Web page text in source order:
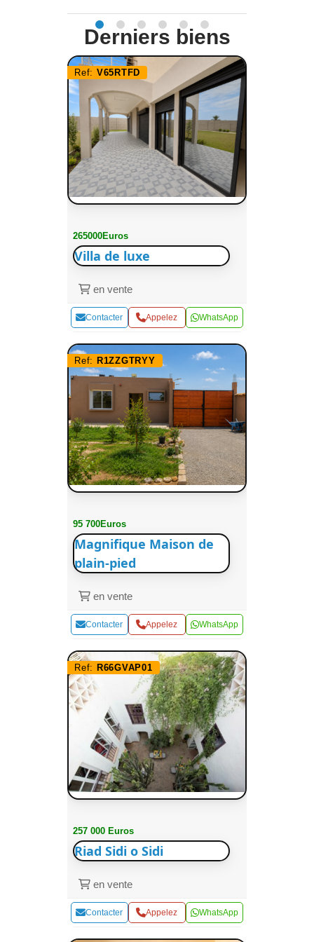
Derniers biens
Ref: V65RTFD
265000Euros
Villa de luxe
en vente
Contacter Appelez WhatsApp
Ref: R1ZZGTRYY
95 700Euros
Magnifique Maison de
plain-pied
en vente
Contacter Appelez WhatsApp
Ref: R66GVAP01
257 000 Euros
Riad Sidi o Sidi
en vente
Contacter Appelez WhatsApp